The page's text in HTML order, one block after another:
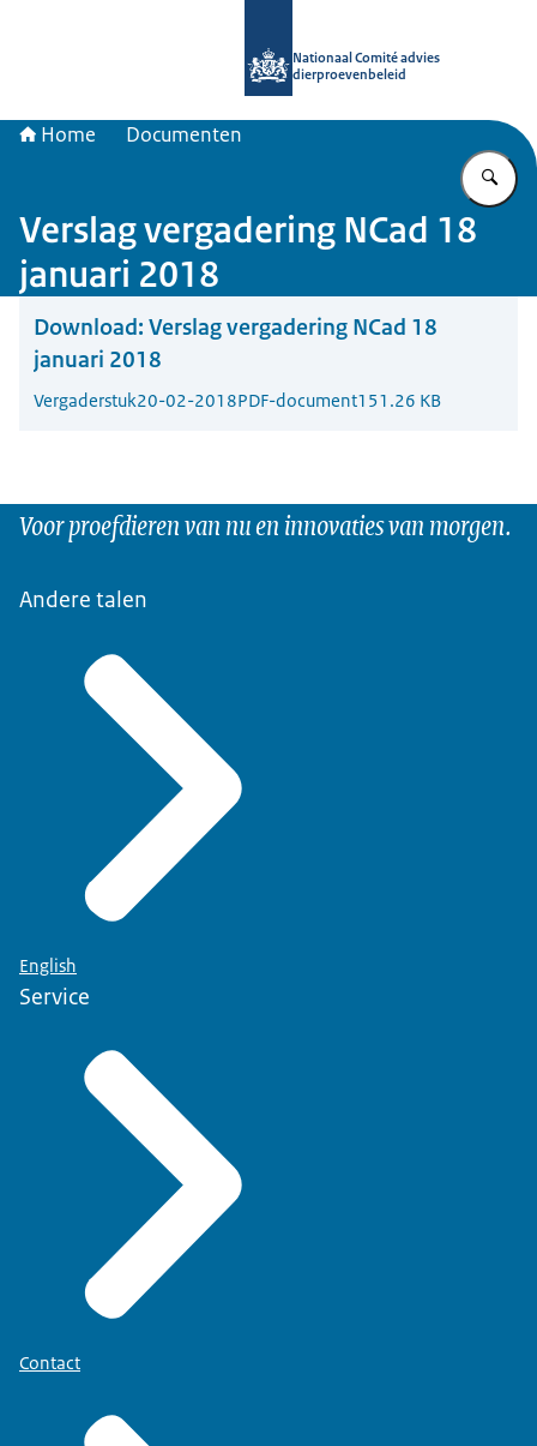
Nationaal Comité advies
dierproevenbeleid
Home Documenten
Verslag vergadering NCad 18
januari 2018
Download: Verslag vergadering NCad 18
januari 2018
Vergaderstuk20-02-2018PDF-document151.26 KB
Voor proefdieren van nu en innovaties van morgen.
Andere talen
English
Service
Contact